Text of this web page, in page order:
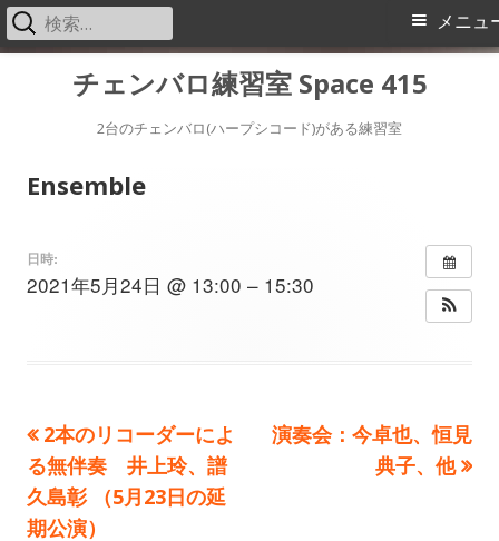
チェンバロ練習室 Space 415
2台のチェンバロ(ハープシコード)がある練習室
メ
メニュ
検
索:
Ensemble
日時:
2021年5月24日 @ 13:00 – 15:30
投
稿
前
の
記
事：
2本のリコーダーによ
る無伴奏 井上玲、譜
久島彰 （5月23日の延
期公演）
次
演奏会：今卓也、恒見
典子、他